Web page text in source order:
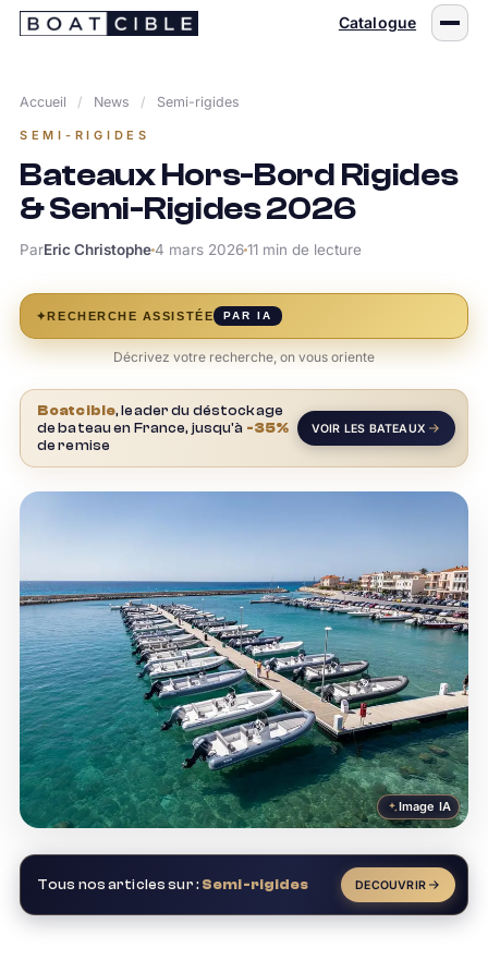
Passer
Catalogue
Accueil / News / Semi-rigides
SEMI-RIGIDES
Bateaux Hors-Bord Rigides
& Semi-Rigides 2026
ParEric Christophe4 mars 202611 min de lecture
✦RECHERCHE ASSISTÉE PAR IA
Décrivez votre recherche, on vous oriente
Boatcible, leader du déstockage
de bateau en France, jusqu'à -35%
de remise
VOIR LES BATEAUX
Image IA
Tous nos articles sur : Semi-rigides DECOUVRIR